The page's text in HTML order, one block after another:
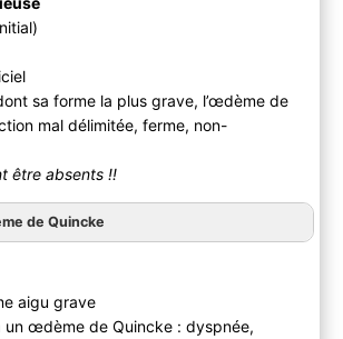
sa forme la plus grave, l’œdème de
mal délimitée, ferme, non-
être absents !!
de Quincke
aigu grave
un œdème de Quincke : dyspnée,